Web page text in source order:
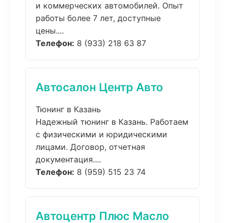
и коммерческих автомобилей. Опыт
работы более 7 лет, доступные
цены....
Телефон: 8 (933) 218 63 87
Автосалон Центр Авто
Тюнинг в Казань
Надежный тюнинг в Казань. Работаем
с физическими и юридическими
лицами. Договор, отчетная
документация....
Телефон: 8 (959) 515 23 74
Автоцентр Плюс Масло